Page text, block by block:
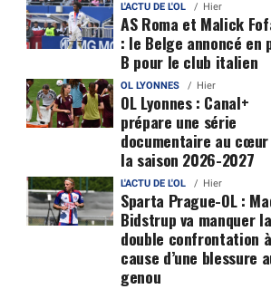
L'ACTU DE L'OL Hier
AS Roma et Malick
: le Belge annoncé en
B pour le club italien
OL LYONNES Hier
OL Lyonnes : Canal+
prépare une série
documentaire au cœur
la saison 2026-2027
L'ACTU DE L'OL Hier
Sparta Prague-OL :
Bidstrup va manquer la
double confrontation à
cause d’une blessure
genou